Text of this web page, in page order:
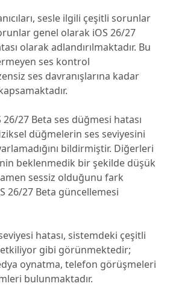
sesle ilgili çeşitli sorunlar
genel olarak iOS 26/27
olarak adlandırılmaktadır. Bu
ses kontrol
ses davranışlarına kadar
26/27 Beta ses düğmesi hatası
düğmelerin ses seviyesini
bildirmiştir. Diğerleri
beklenmedik bir şekilde düşük
sessiz olduğunu fark
26/27 Beta güncellemesi
hatası, sistemdeki çeşitli
etkiliyor gibi görünmektedir;
oynatma, telefon görüşmeleri
bulunmaktadır.